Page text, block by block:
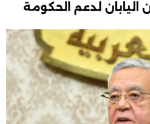
لدعم الحكومة